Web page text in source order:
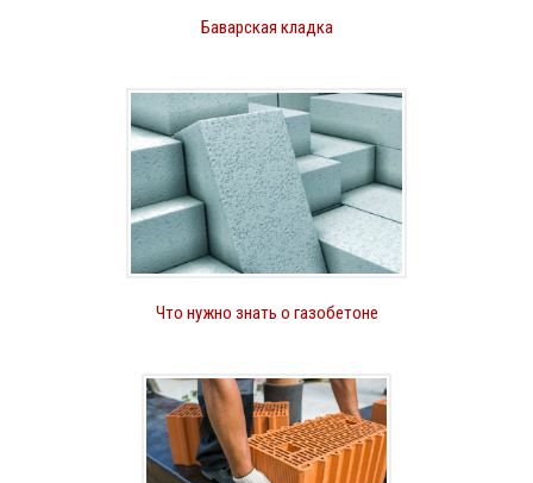
Баварская кладка
Что нужно знать о газобетоне